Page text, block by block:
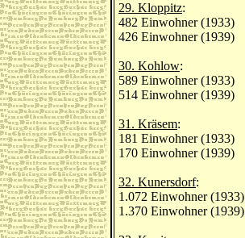
29. Kloppitz:
482 Einwohner (1933)
426 Einwohner (1939)
30. Kohlow:
589 Einwohner (1933)
514 Einwohner (1939)
31. Kräsem:
181 Einwohner (1933)
170 Einwohner (1939)
32. Kunersdorf:
1.072 Einwohner (1933)
1.370 Einwohner (1939)